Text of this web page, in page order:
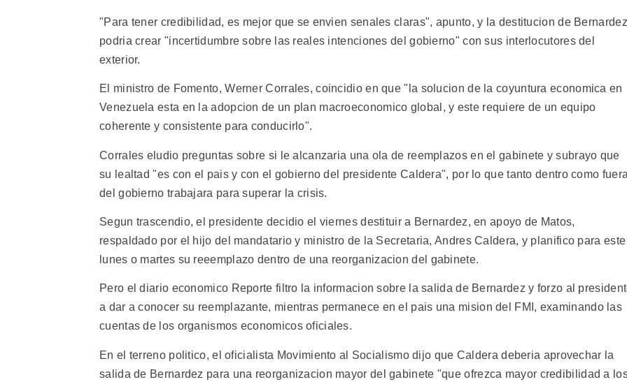
"Para tener credibilidad, es mejor que se envien senales claras", apunto, y la destitucion de Bernardez
podria crear "incertidumbre sobre las reales intenciones del gobierno" con sus interlocutores del
exterior.
El ministro de Fomento, Werner Corrales, coincidio en que "la solucion de la coyuntura economica en
Venezuela esta en la adopcion de un plan macroeconomico global, y este requiere de un equipo
coherente y consistente para conducirlo".
Corrales eludio preguntas sobre si le alcanzaria una ola de reemplazos en el gabinete y subrayo que
su lealtad "es con el pais y con el gobierno del presidente Caldera", por lo que tanto dentro como fuera
del gobierno trabajara para superar la crisis.
Segun trascendio, el presidente decidio el viernes destituir a Bernardez, en apoyo de Matos,
respaldado por el hijo del mandatario y ministro de la Secretaria, Andres Caldera, y planifico para este
lunes o martes su reeemplazo dentro de una reorganizacion del gabinete.
Pero el diario economico Reporte filtro la informacion sobre la salida de Bernardez y forzo al
a dar a conocer su reemplazante, mientras permanece en el pais una mision del FMI, examinando las
cuentas de los organismos economicos oficiales.
En el terreno politico, el oficialista Movimiento al Socialismo dijo que Caldera deberia aprovechar la
salida de Bernardez para una reorganizacion mayor del gabinete "que ofrezca mayor credibilidad a